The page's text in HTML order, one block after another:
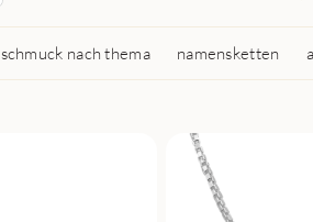
schmuck nach thema namensketten